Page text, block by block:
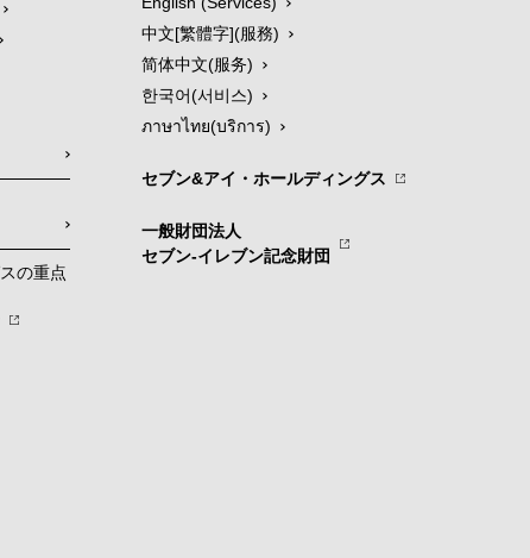
の重点
中文[繁體字](服務)
简体中文(服务)
한국어(서비스)
ภาษาไทย(บริการ)
セブン&アイ・ホールディングス
一般財団法人
セブン-イレブン記念財団